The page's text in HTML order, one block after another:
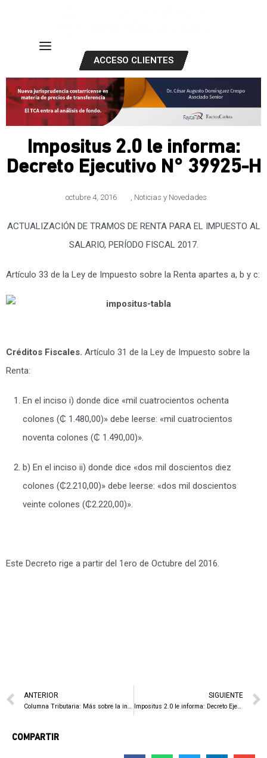
ACCESO CLIENTES
Impositus 2.0 le informa:
Decreto Ejecutivo N° 39925-H
octubre 4, 2016 Noticias y Novedades
ACTUALIZACIÓN DE TRAMOS DE RENTA PARA EL IMPUESTO AL
SALARIO, PERÍODO FISCAL 2017.
Artículo 33 de la Ley de Impuesto sobre la Renta apartes a, b y c:
Créditos Fiscales. Artículo 31 de la Ley de Impuesto sobre la
Renta:
En el inciso i) donde dice «mil cuatrocientos ochenta
colones (₵ 1.480,00)» debe leerse: «mil cuatrocientos
noventa colones (₵ 1.490,00)».
b) En el inciso ii) donde dice «dos mil doscientos diez
colones (₵2.210,00)» debe leerse: «dos mil doscientos
veinte colones (₵2.220,00)».
Este Decreto rige a partir del 1ero de Octubre del 2016.
ANTERIOR
Columna Tributaria: Más sobre la inconstitucionalidad del procedimiento tributario
SIGUIENTE
Impositus 2.0 le informa: Decreto Ejecutivo 39927-H
COMPARTIR